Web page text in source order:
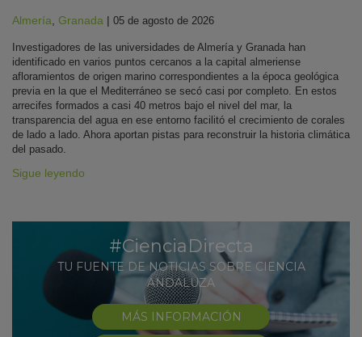
Almería Granada | 05 de agosto de 2026
Investigadores de las universidades de Almería y Granada han
identificado en varios puntos cercanos a la capital almeriense
afloramientos de origen marino correspondientes a la época geológica
previa en la que el Mediterráneo se secó casi por completo. En estos
arrecifes formados a casi 40 metros bajo el nivel del mar, la
transparencia del agua en ese entorno facilitó el crecimiento de corales
de lado a lado. Ahora aportan pistas para reconstruir la historia climática
del pasado.
Sigue leyendo
#CienciaDirecta
TU FUENTE DE NOTICIAS SOBRE CIENCIA
ANDALUZA
MÁS INFORMACIÓN